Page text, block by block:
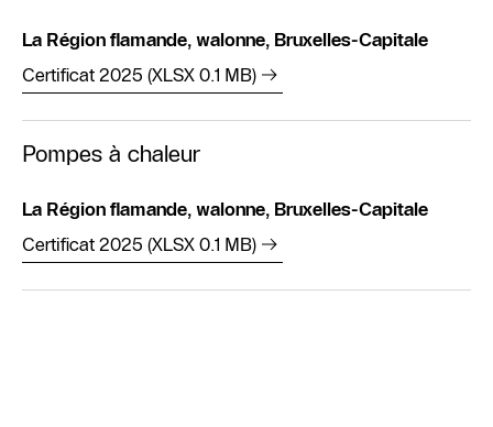
La Région flamande, walonne, Bruxelles-Capitale
Certificat 2025 (XLSX 0.1 MB)
Pompes à chaleur
La Région flamande, walonne, Bruxelles-Capitale
Certificat 2025 (XLSX 0.1 MB)